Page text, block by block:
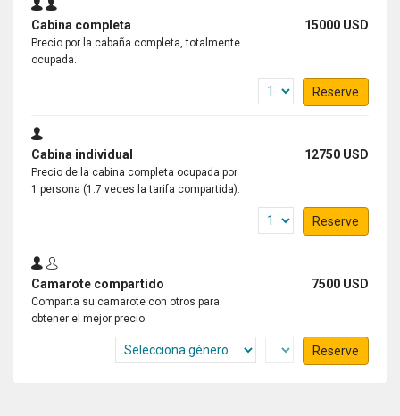
Carla Francis
Cabina completa 15000 USD
Precio por la cabaña completa, totalmente
ocupada.
Reserve
Cabina individual 12750 USD
Precio de la cabina completa ocupada por
1 persona (1.7 veces la tarifa compartida).
Reserve
Camarote compartido 7500 USD
Comparta su camarote con otros para
obtener el mejor precio.
Reserve